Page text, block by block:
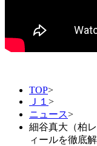
TOP>
Ｊ１ >
ニュース>
細谷真大（柏
ィールを徹底